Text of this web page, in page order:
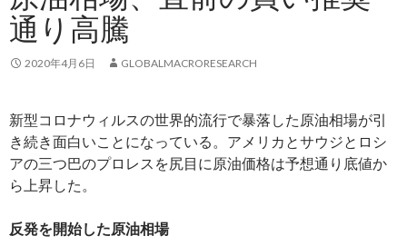
通り高騰
2020年4月6日 GLOBALMACRORESEARCH
新型コロナウィルスの世界的流行で暴落した原油相場が引
き続き面白いことになっている。アメリカとサウジとロシ
アの三つ巴のプロレスを尻目に原油価格は予想通り底値か
ら上昇した。
反発を開始した原油相場